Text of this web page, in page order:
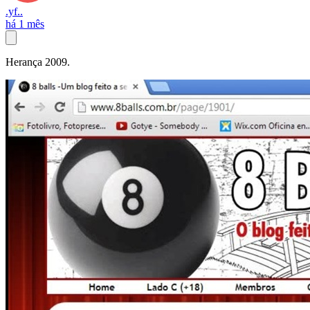
.yf..
há 1 mês
Herança 2009.